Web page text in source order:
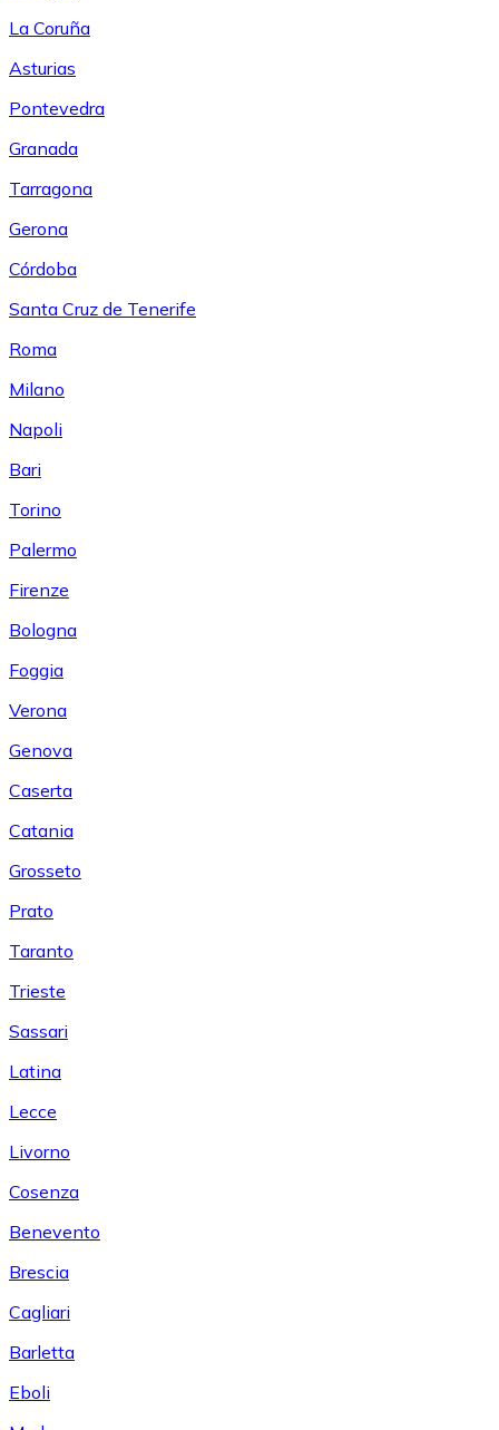
La Coruña
Asturias
Pontevedra
Granada
Tarragona
Gerona
Córdoba
Santa Cruz de Tenerife
Roma
Milano
Napoli
Bari
Torino
Palermo
Firenze
Bologna
Foggia
Verona
Genova
Caserta
Catania
Grosseto
Prato
Taranto
Trieste
Sassari
Latina
Lecce
Livorno
Cosenza
Benevento
Brescia
Cagliari
Barletta
Eboli